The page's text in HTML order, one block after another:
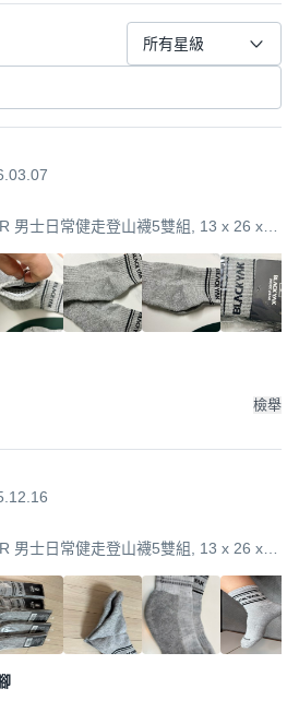
所有星級
男士日常健走登山襪5雙組, 13 x 26 x
檢舉
男士日常健走登山襪5雙組, 13 x 26 x